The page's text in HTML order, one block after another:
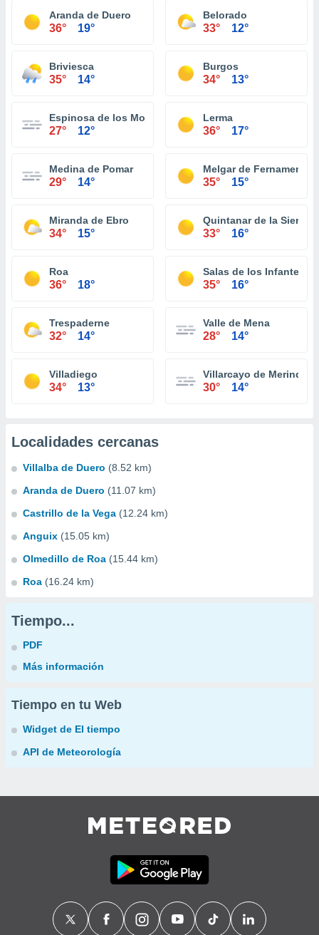
Aranda de Duero
36° 19°
Belorado
33° 12°
Briviesca
35° 14°
Burgos
34° 13°
Espinosa de los Monteros
27° 12°
Lerma
36° 17°
Medina de Pomar
29° 14°
Melgar de Fernamental
35° 15°
Miranda de Ebro
34° 15°
Quintanar de la Sierra
33° 16°
Roa
36° 18°
Salas de los Infantes
35° 16°
Trespaderne
32° 14°
Valle de Mena
28° 14°
Villadiego
34° 13°
Villarcayo de Merindad
30° 14°
Localidades cercanas
Villalba de Duero (8.52 km)
Aranda de Duero (11.07 km)
Castrillo de la Vega (12.24 km)
Anguix (15.05 km)
Olmedillo de Roa (15.44 km)
Roa (16.24 km)
Tiempo...
PDF
Más información
Tiempo en tu Web
Widget de El tiempo
API de Meteorología